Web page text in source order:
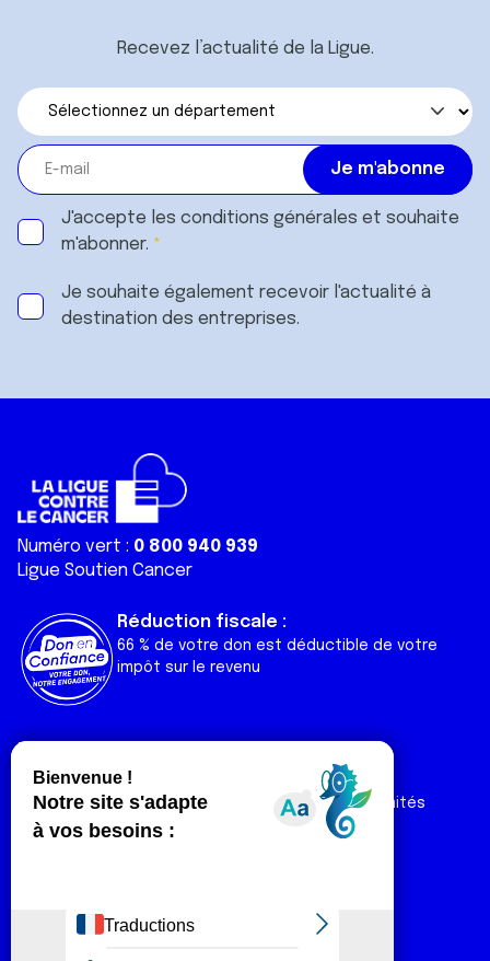
Recevez l’actualité de la Ligue.
J'accepte les conditions générales et souhaite
m'abonner.
Je souhaite également recevoir l'actualité à
destination des entreprises.
Numéro vert : 0 800 940 939
Ligue Soutien Cancer
Réduction fiscale :
66 % de votre don est déductible de votre
impôt sur le revenu
Liens utiles
Nos actualités
Nos publications
Contact
Espace Ligue & comités
Espace chercheur